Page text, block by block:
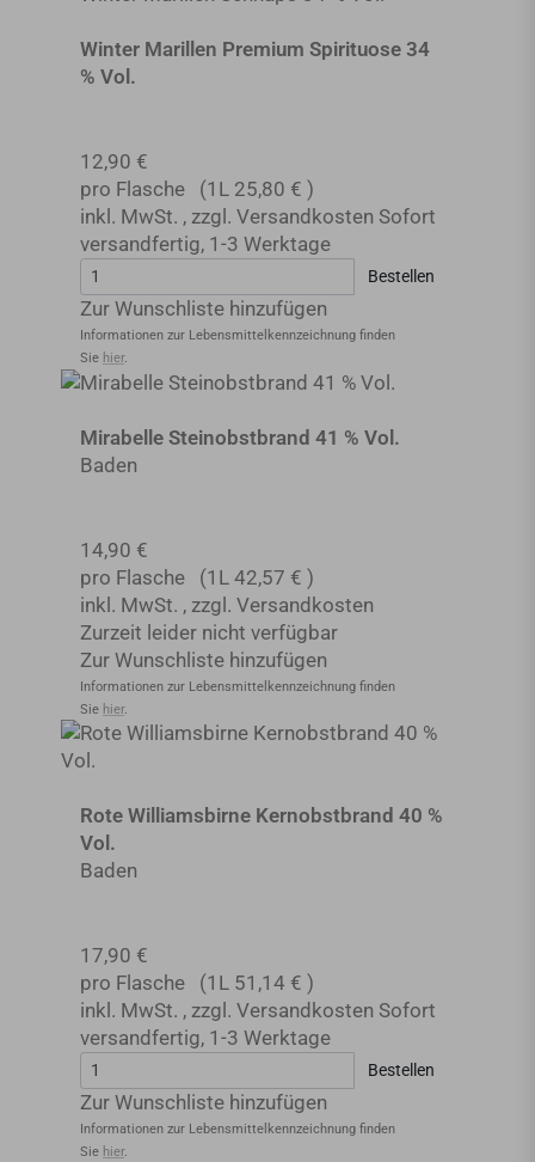
Winter Marillen Premium Spirituose 34
% Vol.
12,90 €
pro Flasche
(1L 25,80 € )
inkl. MwSt. , zzgl. Versandkosten Sofort
versandfertig, 1-3 Werktage
Bestellen
Zur Wunschliste hinzufügen
Informationen zur Lebensmittel­kennzeichnung finden
Sie hier.
Mirabelle Steinobstbrand 41 % Vol.
Baden
14,90 €
pro Flasche
(1L 42,57 € )
inkl. MwSt. , zzgl. Versandkosten
Zurzeit leider nicht verfügbar
Zur Wunschliste hinzufügen
Informationen zur Lebensmittel­kennzeichnung finden
Sie hier.
Rote Williamsbirne Kernobstbrand 40 %
Vol.
Baden
17,90 €
pro Flasche
(1L 51,14 € )
inkl. MwSt. , zzgl. Versandkosten Sofort
versandfertig, 1-3 Werktage
Bestellen
Zur Wunschliste hinzufügen
Informationen zur Lebensmittel­kennzeichnung finden
Sie hier.